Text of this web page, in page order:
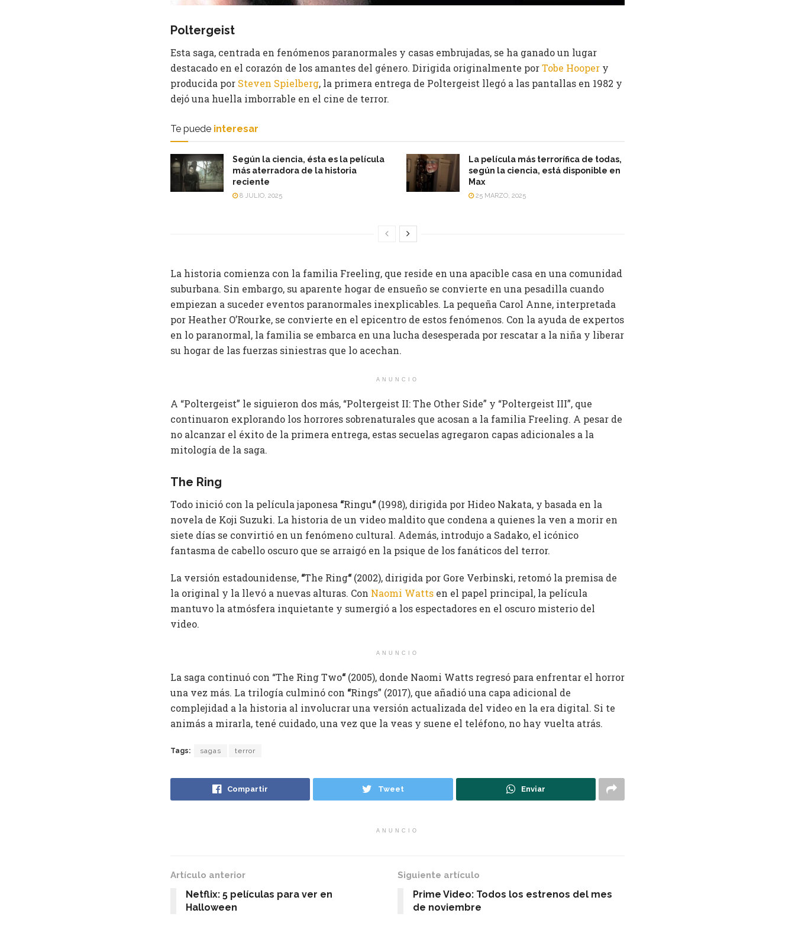
Poltergeist
Esta saga, centrada en fenómenos paranormales y casas embrujadas, se ha ganado un lugar
destacado en el corazón de los amantes del género. Dirigida originalmente porTobe Hooper y
producida por Steven Spielberg, la primera entrega de Poltergeist llegó a las pantallas en 1982 y
dejó una huella imborrable en el cine de terror.
Te puede interesar
Según la ciencia, ésta es la película
más aterradora de la historia
reciente
8 JULIO, 2025
La película más terrorífica de todas,
según la ciencia, está disponible en
Max
25 MARZO, 2025
La historia comienza con la familia Freeling, que reside en una apacible casa en una comunidad
suburbana. Sin embargo, su aparente hogar de ensueño se convierte en una pesadilla cuando
empiezan a suceder eventos paranormales inexplicables. La pequeña Carol Anne, interpretada
por Heather O’Rourke, se convierte en el epicentro de estos fenómenos. Con la ayuda de expertos
en lo paranormal, la familia se embarca en una lucha desesperada por rescatar a la niña y liberar
su hogar de las fuerzas siniestras que lo acechan.
ANUNCIO
A “Poltergeist” le siguieron dos más, “Poltergeist II: The Other Side” y “Poltergeist III”, que
continuaron explorando los horrores sobrenaturales que acosan a la familia Freeling. A pesar de
no alcanzar el éxito de la primera entrega, estas secuelas agregaron capas adicionales a la
mitología de la saga.
The Ring
Todo inició con la película japonesa “Ringu“(1998), dirigida por Hideo Nakata, y basada en la
novela de Koji Suzuki. La historia de un video maldito que condena a quienes la ven a morir en
siete días se convirtió en un fenómeno cultural. Además, introdujo a Sadako, el icónico
fantasma de cabello oscuro que se arraigó en la psique de los fanáticos del terror.
La versión estadounidense, “The Ring“(2002), dirigida por Gore Verbinski, retomó la premisa de
la original y la llevó a nuevas alturas. Con Naomi Watts en el papel principal, la película
mantuvo la atmósfera inquietante y sumergió a los espectadores en el oscuro misterio del
video.
ANUNCIO
La saga continuó con “The Ring Two“(2005), donde Naomi Watts regresó para enfrentar el horror
una vez más. La trilogía culminó con “Rings” (2017), que añadió una capa adicional de
complejidad a la historia al involucrar una versión actualizada del video en la era digital. Si te
animás a mirarla, tené cuidado, una vez que la veas y suene el teléfono, no hay vuelta atrás.
Tags: sagas terror
Compartir Tweet Enviar
ANUNCIO
Artículo anterior
Netflix: 5 películas para ver en
Halloween
Siguiente artículo
Prime Video: Todos los estrenos del mes
de noviembre